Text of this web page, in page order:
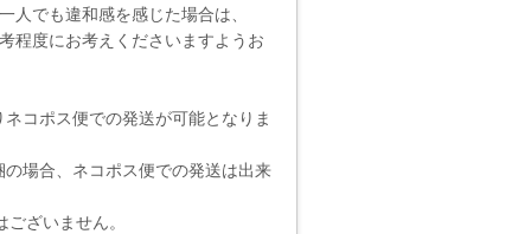
人でも違和感を感じた場合は、
程度にお考えくださいますようお
コポス便での発送が可能となりま
場合、ネコポス便での発送は出来
ざいません。